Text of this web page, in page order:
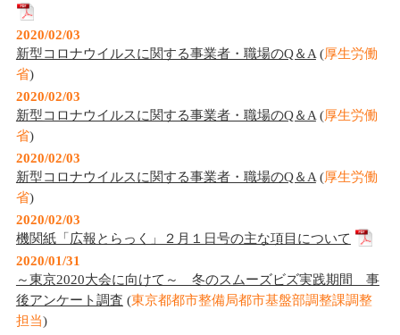
2020/02/03
新型コロナウイルスに関する事業者・職場のQ＆A(厚生労働
省)
2020/02/03
新型コロナウイルスに関する事業者・職場のQ＆A(厚生労働
省)
2020/02/03
新型コロナウイルスに関する事業者・職場のQ＆A(厚生労働
省)
2020/02/03
機関紙「広報とらっく」２月１日号の主な項目について
2020/01/31
～東京2020大会に向けて～ 冬のスムーズビズ実践期間 事
後アンケート調査 (東京都都市整備局都市基盤部調整課調整
担当)